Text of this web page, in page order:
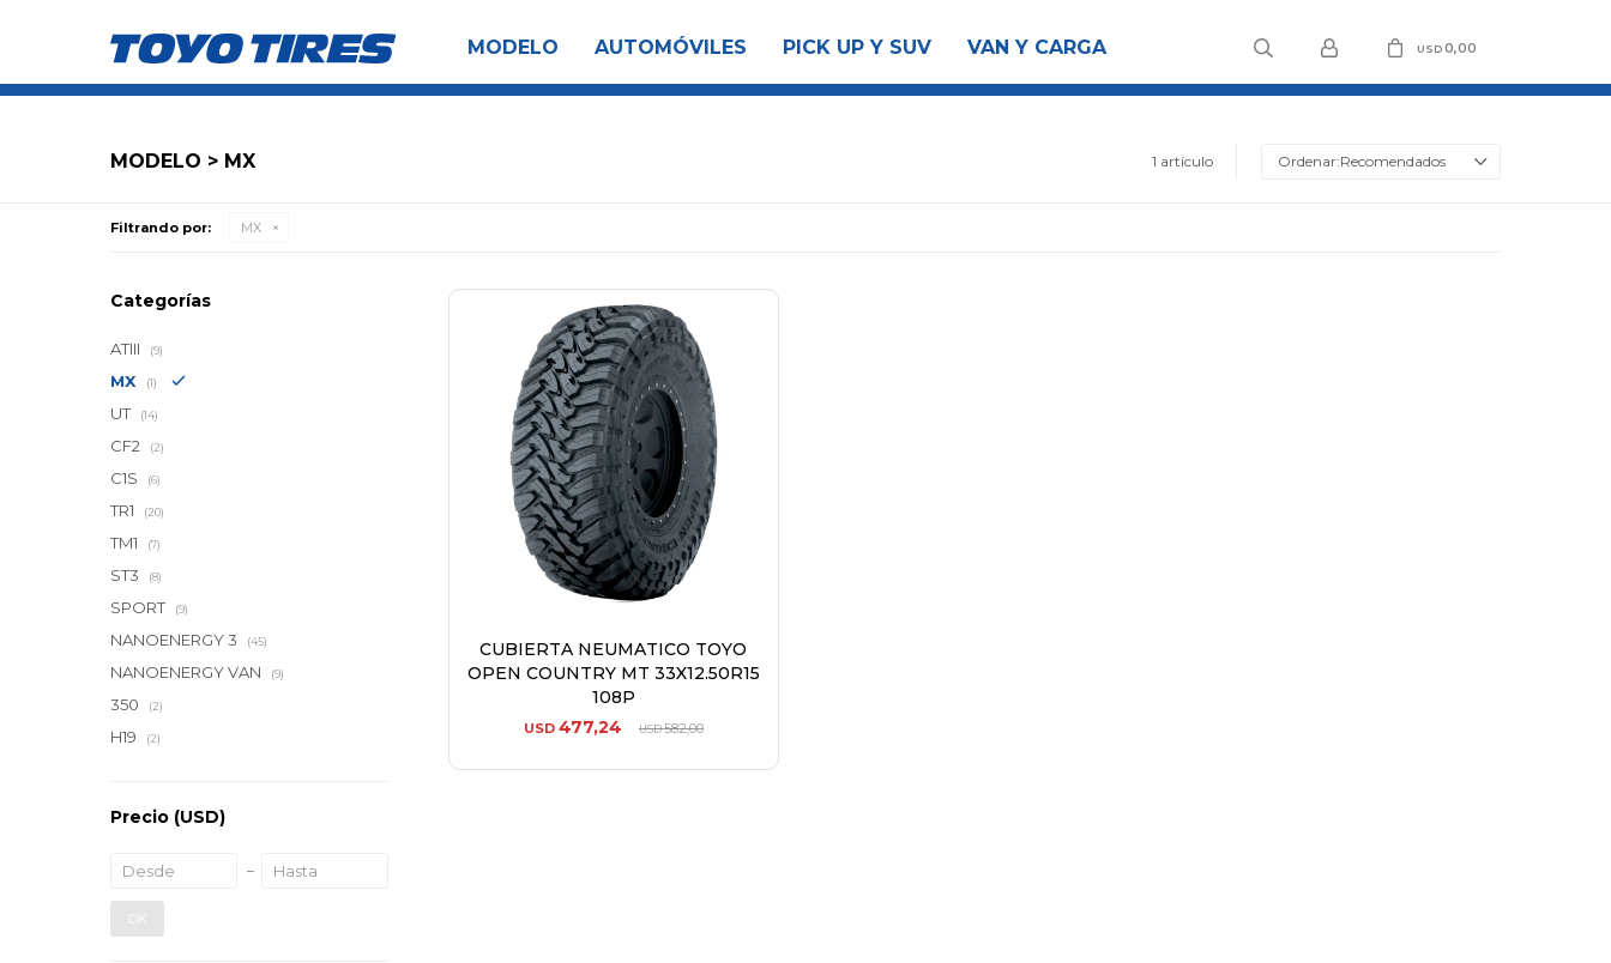
MODELO AUTOMÓVILES PICK UP Y SUV VAN Y CARGA USD0,00
MODELO > MX 1 artículo Recomendados
Filtrando por: MX
CUBIERTA NEUMATICO TOYO
OPEN COUNTRY MT 33X12.50R15
108P
USD 477,24 USD582,00
Categorías
ATIII (9)
MX (1)
UT (14)
CF2 (2)
C1S (6)
TR1 (20)
TM1 (7)
ST3 (8)
SPORT (9)
NANOENERGY 3 (45)
NANOENERGY VAN (9)
350 (2)
H19 (2)
Precio (USD)
OK